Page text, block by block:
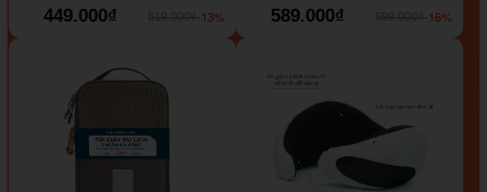
449.000₫
-13%
589.000₫
-16%